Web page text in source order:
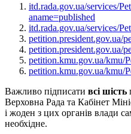
itd.rada.gov.ua/services/
aname=published
itd.rada.gov.ua/services/
petition.president.gov.ua/
petition.president.gov.ua/
petition.kmu.gov.ua/kmu/
petition.kmu.gov.ua/kmu/
Важливо підписати всі шість
Верховна Рада та Кабінет
і жоден з цих органів влади
необхідне.